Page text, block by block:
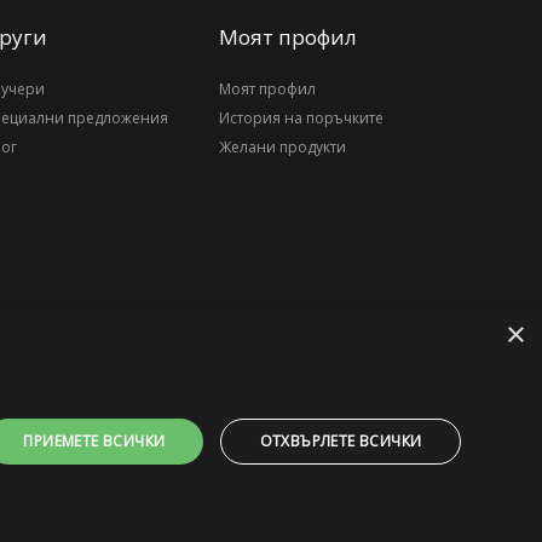
предложения
Моят профил
Моят профил
История на поръчките
Желани продукти
×
ПРИЕМЕТЕ ВСИЧКИ ОТХВЪРЛЕТЕ ВСИЧКИ